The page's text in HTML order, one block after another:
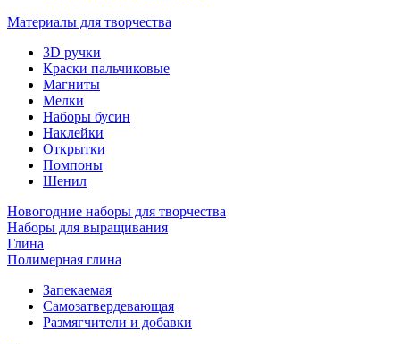
Материалы для творчества
3D ручки
Краски пальчиковые
Магниты
Мелки
Наборы бусин
Наклейки
Открытки
Помпоны
Шенил
Новогодние наборы для творчества
Наборы для выращивания
Глина
Полимерная глина
Запекаемая
Самозатвердевающая
Размягчители и добавки